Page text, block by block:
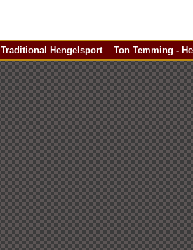
Traditional Hengelsport Ton Temming -